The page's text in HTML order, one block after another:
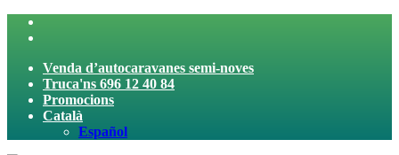
Skip
contentVenda d’autocaravanes semi-noves
Truca'ns 696 12 40 84
Promocions
Català
Español